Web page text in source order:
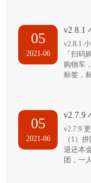
05
2021-06
v2.8.1
v2.8.1
「扫码
购物车
标签，
05
2021-06
v2.7.9
v2.7.9
（1）
退还本
团，一